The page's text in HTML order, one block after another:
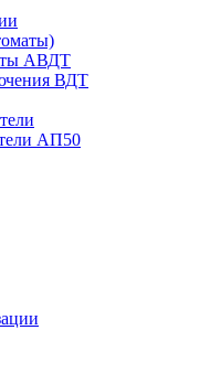
АВДТ
ВДТ
АП50